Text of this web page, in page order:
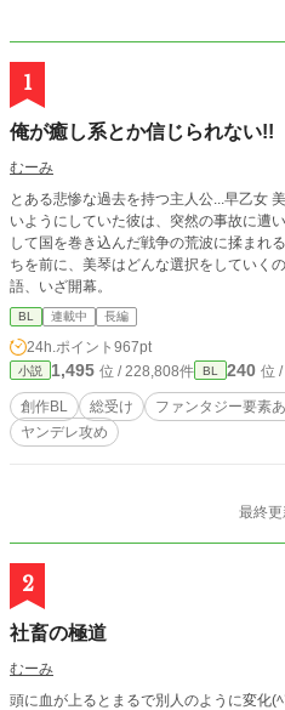
1
俺が癒し系とか信じられない!!
むーみ
とある悲惨な過去を持つ主人公...早乙女
いようにしていた彼は、突然の事故に遭
して国を巻き込んだ戦争の荒波に揉まれ
ちを前に、美琴はどんな選択をしていく
語、いざ開幕。
BL 連載中 長編
24h.ポイント 967pt
小説 1,495 位 / 228,808件 BL 240 位
創作BL 総受け ファンタジー要素
ヤンデレ攻め
最終
2
社畜の極道
むーみ
頭に血が上るとまるで別人のように変化(